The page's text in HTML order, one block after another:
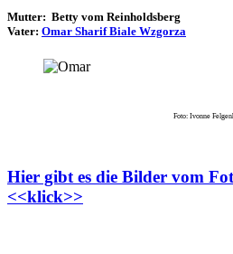
Mutter: Betty vom
Vater: Omar Sharif Biale Wzgorza
Foto: Ivonne
Hier gibt es die Bilder vom
<<klick>>